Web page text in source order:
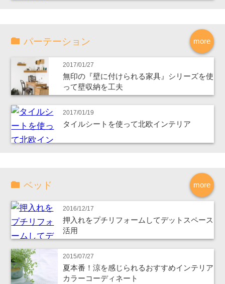
more
パーテーション
2017/01/27
無印の『壁に付けられる家具』シリーズを使
って壁収納を工夫
2017/01/19
タイルシートを使って北欧インテリア
more
ベッド
2016/12/17
押入れをプチリフォームしてデットスペース
活用
2015/07/27
夏本番！涼を感じられるおすすめインテリア
カラーコーディネート